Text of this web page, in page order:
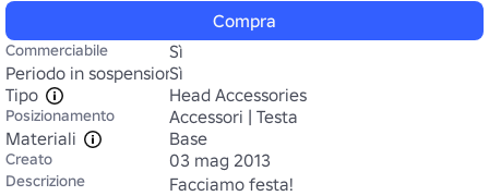
Compra
Commerciabile
Sì
Periodo in sospensione
Sì
Tipo
Head Accessories
Posizionamento
Accessori | Testa
Materiali
Base
Creato 03 mag 2013
Descrizione Facciamo festa!